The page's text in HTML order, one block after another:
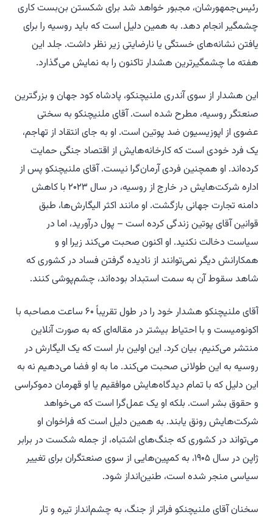
رئیس‌جمهورشان، مجبور خواهد شد برای شکستن بن‌بست کاری
چشمگیر انجام دهد. به همین دلیل است که باید روسیه را برای
یافتن نشانه‌های خستگی یا نارضایتی زیر نظر داشت. جلد این
هفته ما چشمگیرترین هشدار تاکنون را به نمایش می‌گذارد.
این هشدار از سوی آندری ملنیچنکو، پادشاه کود جهان و بزرگترین
صنعتگر روسیه، مطرح شده است. آقای ملنیچنکو به سختی
عضوی از اپوزیسیون ضد پوتین است. او به جای انتقاد از تهاجم،
یک فرد خودی است که کارخانه‌هایش از اقتصاد جنگی حمایت
کرده‌اند. او همچنین فردی آرمان‌گرا نیست. آقای ملنیچنکو پس از
اداره شرکت‌هایش در خارج از روسیه، در سال ۲۰۲۳ با کاهش
دامنه تجارت جهانی بازگشت. او مانند اکثر الیگارش‌ها، طبق
قوانین آقای پوتین زندگی کرده است – پول درآورید، اما در
سیاست دخالت نکنید. او اکنون صحبت می‌کند زیرا او و
همکارانش دیگر نمی‌توانند از نادیده گرفتن فساد در کشوری که
شاهد سقوط آن به سمت استبداد بوده‌اند، چشم‌پوشی کنند.
آقای ملنیچنکو هشدار خود را در طول تقریباً ۶۰ ساعت مصاحبه با
اکونومیست و با احتیاط بیشتر در مقاله‌ای که به صورت آنلاین
منتشر می‌کنیم، بیان کرد. این اولین بار است که یک الیگارش در
روسیه به این طولانی صحبت می‌کند. ما به او فضا می‌دهیم نه به
این دلیل که با تمام دیدگاه‌هایش موافقیم یا او قهرمان دموکراسی
و حقوق بشر است. بلکه او یک عمل‌گرا است که می‌خواهد
شرکت‌هایش رونق یابند. به همین دلیل است که فراخوان او
می‌تواند در کشوری که جنگ‌های اشتباه، از جمله شکست در برابر
ژاپن در سال ۱۹۰۵، به کمپین‌هایی از سوی صنعتگران برای تغییر
سیاسی منجر شده است، طنین‌انداز شود.
سخنان آقای ملنیچنکو فراتر از جنگ، به چشم‌انداز تیره و تار